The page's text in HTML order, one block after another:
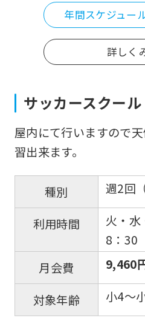
年間スケジュー
詳しく
サッカースクール
屋内にて行いますので
習出来ます。
種別 週2回
利用時間
火・
8：30
月会費
9,460
対象年齢 小4～